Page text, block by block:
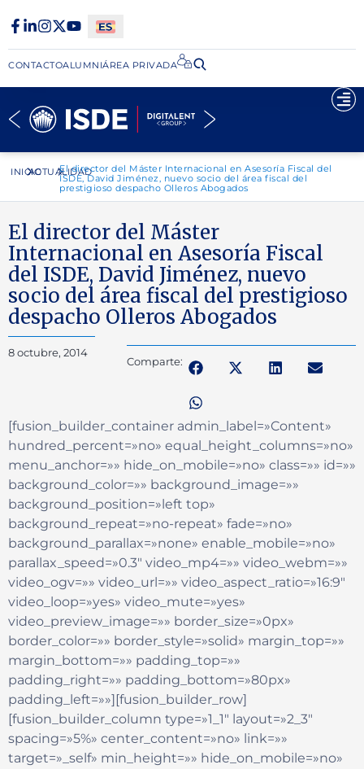
CONTACTOALUMNIÁREA PRIVADA​
INICIOACTUALIDADEl director del Máster Internacional en Asesoría Fiscal del
ISDE, David Jiménez, nuevo socio del área fiscal del
prestigioso despacho Olleros Abogados
El director del Máster
Internacional en Asesoría Fiscal
del ISDE, David Jiménez, nuevo
socio del área fiscal del prestigioso
despacho Olleros Abogados
8 octubre, 2014
Comparte:
[fusion_builder_container admin_label=»Content»
hundred_percent=»no» equal_height_columns=»no»
menu_anchor=»» hide_on_mobile=»no» class=»» id=»»
background_color=»» background_image=»»
background_position=»left top»
background_repeat=»no-repeat» fade=»no»
background_parallax=»none» enable_mobile=»no»
parallax_speed=»0.3″ video_mp4=»» video_webm=»»
video_ogv=»» video_url=»» video_aspect_ratio=»16:9″
video_loop=»yes» video_mute=»yes»
video_preview_image=»» border_size=»0px»
border_color=»» border_style=»solid» margin_top=»»
margin_bottom=»» padding_top=»»
padding_right=»» padding_bottom=»80px»
padding_left=»»][fusion_builder_row]
[fusion_builder_column type=»1_1″ layout=»2_3″
spacing=»5%» center_content=»no» link=»»
target=»_self» min_height=»» hide_on_mobile=»no»